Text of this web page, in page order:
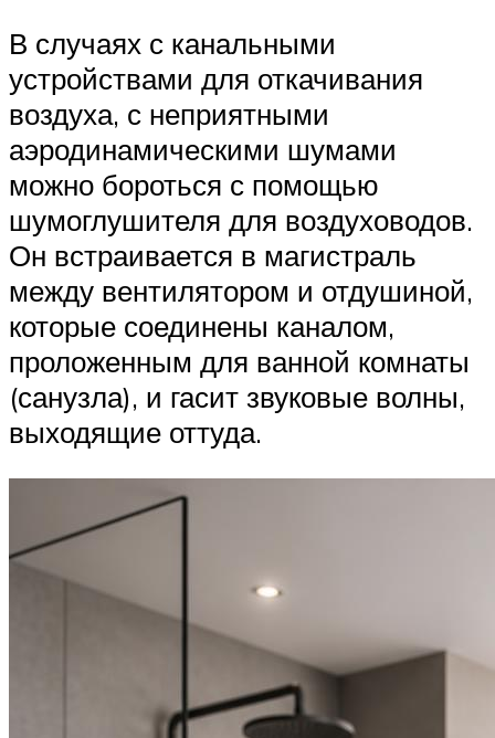
В случаях с канальными
устройствами для откачивания
воздуха, с неприятными
аэродинамическими шумами
можно бороться с помощью
шумоглушителя для воздуховодов.
Он встраивается в магистраль
между вентилятором и отдушиной,
которые соединены каналом,
проложенным для ванной комнаты
(санузла), и гасит звуковые волны,
выходящие оттуда.